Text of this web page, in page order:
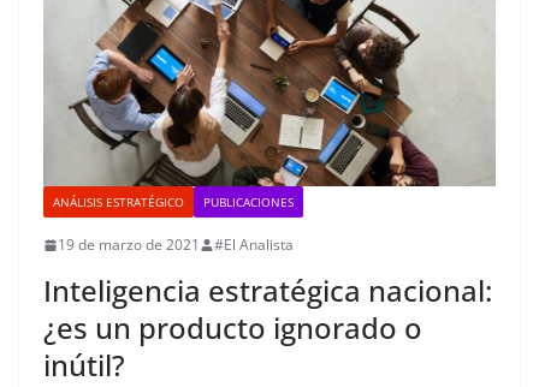
ANÁLISIS ESTRATÉGICO PUBLICACIONES
19 de marzo de 2021 #El Analista
Inteligencia estratégica nacional:
¿es un producto ignorado o
inútil?